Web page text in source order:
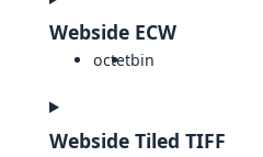
Webside ECW
octetbin
Webside Tiled TIFF